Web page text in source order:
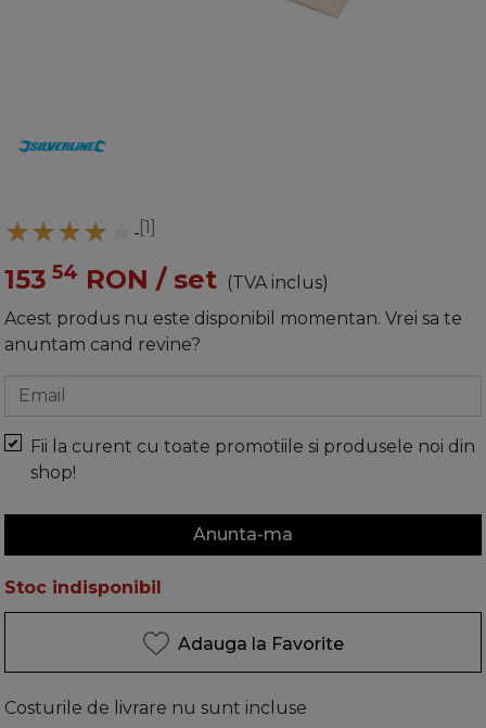
[1]
153 54 RON / set (TVA inclus)
Acest produs nu este disponibil momentan. Vrei sa te
anuntam cand revine?
Email
Fii la curent cu toate promotiile si produsele noi din
shop!
Anunta-ma
Stoc indisponibil
Adauga la Favorite
Costurile de livrare nu sunt incluse